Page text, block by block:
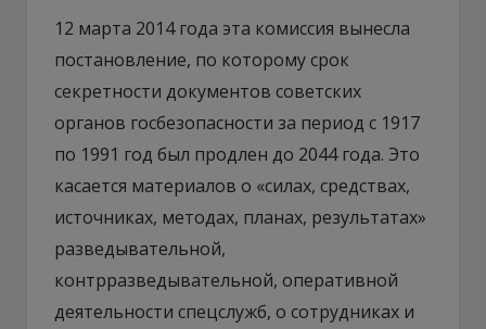
12 марта 2014 года эта комиссия вынесла
постановление, по которому срок
секретности документов советских
органов госбезопасности за период с 1917
по 1991 год был продлен до 2044 года. Это
касается материалов о «силах, средствах,
источниках, методах, планах, результатах»
разведывательной,
контрразведывательной, оперативной
деятельности спецслужб, о сотрудниках и